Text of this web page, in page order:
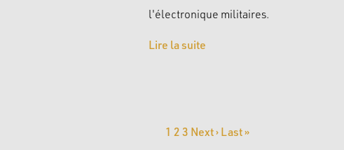
l'électronique militaires.
Lire la suite
PAGINATION
Page
1 Page
2 Page
3 Page
Next › Dernière
Last »